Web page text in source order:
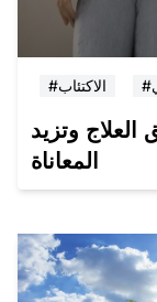
#الاكتئاب
وتزيد
المعاناة